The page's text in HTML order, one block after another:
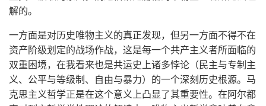
解的。
一方面是对历史唯物主义的真正发现，但另一方面不得不在
资产阶级划定的战场作战，这是每一个共产主义者所面临的
双重困境，在我看来也是共运史上诸多悖论（民主与专制主
义、公平与等级制、自由与暴力）的一个深刻历史根源。马
克思主义哲学正是在这个意义上凸显了其重要性。在阿尔都